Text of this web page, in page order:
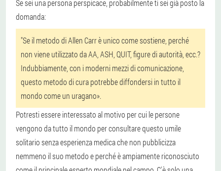
Se sei una persona perspicace, probabilmente ti sei già posto la
domanda:
"Se il metodo di Allen Carr è unico come sostiene, perché
non viene utilizzato da AA, ASH, QUIT, figure di autorità, ecc.?
Indubbiamente, con i moderni mezzi di comunicazione,
questo metodo di cura potrebbe diffondersi in tutto il
mondo come un uragano».
Potresti essere interessato al motivo per cui le persone
vengono da tutto il mondo per consultare questo umile
solitario senza esperienza medica che non pubblicizza
nemmeno il suo metodo e perché è ampiamente riconosciuto